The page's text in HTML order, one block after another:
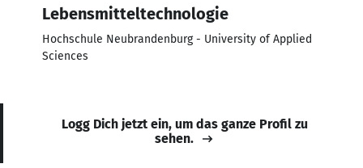
Lebensmitteltechnologie
Hochschule Neubrandenburg - University of Applied
Sciences
Logg Dich jetzt ein, um das ganze Profil zu
sehen.